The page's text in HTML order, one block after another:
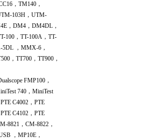
，TM140，
103H，UTM-
，DM4，DM4DL，
100，TT-100A，TT-
5DL ，MMX-6，
，TT700，TT900，
FMP100，
740，MiniTest
C4002，PTE
C4102，PTE
8821，CM-8822，
，MP10E，